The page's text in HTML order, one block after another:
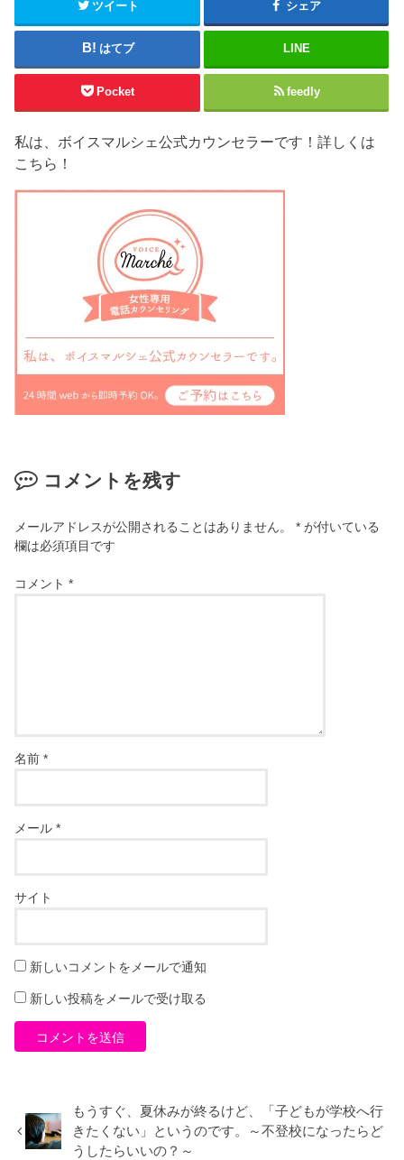
ま
す
)
ツイート シェア
はてブ LINE
Pocket feedly
私は、ボイスマルシェ公式カウンセラーです！詳しくは
こちら！
コメントを残す
メールアドレスが公開されることはありません。 * が付いている
欄は必須項目です
コメント*
名前*
メール*
サイト
新しいコメントをメールで通知
新しい投稿をメールで受け取る
もうすぐ、夏休みが終るけど、「子どもが学校へ行
きたくない」というのです。～不登校になったらど
うしたらいいの？～